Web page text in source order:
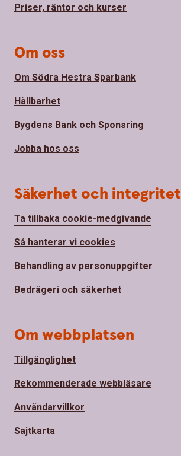
Priser, räntor och kurser
Om oss
Om Södra Hestra Sparbank
Hållbarhet
Bygdens Bank och Sponsring
Jobba hos oss
Säkerhet och integritet
Ta tillbaka cookie-medgivande
Så hanterar vi cookies
Behandling av personuppgifter
Bedrägeri och säkerhet
Om webbplatsen
Tillgänglighet
Rekommenderade webbläsare
Användarvillkor
Sajtkarta